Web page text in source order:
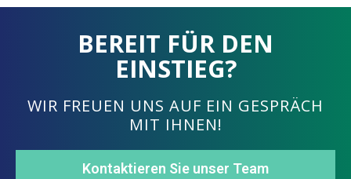
BEREIT FÜR DEN
EINSTIEG?
WIR FREUEN UNS AUF EIN GESPRÄCH
MIT IHNEN!
Kontaktieren Sie unser Team